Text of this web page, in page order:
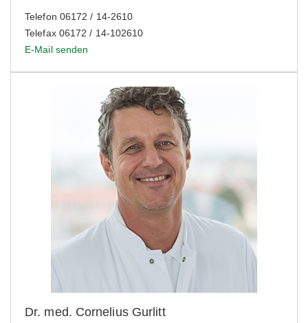
Telefon 06172 / 14-2610
Telefax 06172 / 14-102610
E-Mail senden
Dr. med. Cornelius Gurlitt